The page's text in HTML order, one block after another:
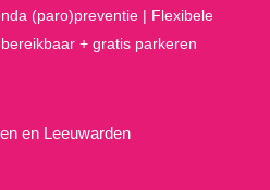
(paro)preventie | Flexibele
+ gratis parkeren
en Leeuwarden